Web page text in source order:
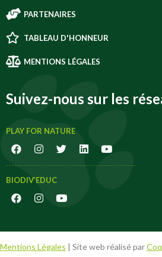
PARTENAIRES
TABLEAU D'HONNEUR
MENTIONS LÉGALES
Suivez-nous sur les
PLAY FOR NATURE
BIODIV’EDUC
Mentions Légales | Site web réalisé par